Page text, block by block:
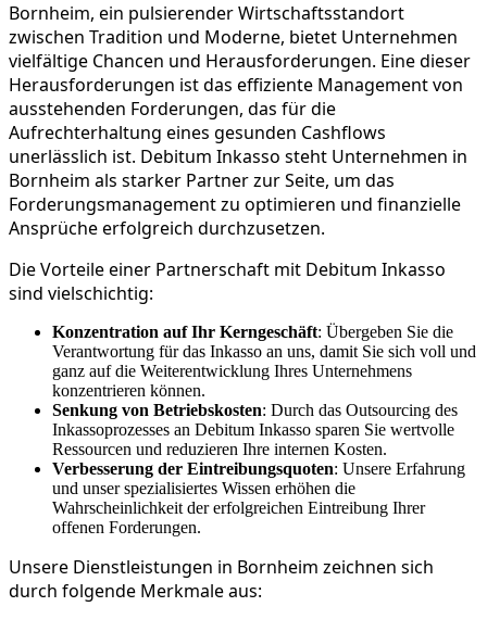
Bornheim, ein pulsierender Wirtschaftsstandort
zwischen Tradition und Moderne, bietet Unternehmen
vielfältige Chancen und Herausforderungen. Eine dieser
Herausforderungen ist das effiziente Management von
ausstehenden Forderungen, das für die
Aufrechterhaltung eines gesunden Cashflows
unerlässlich ist. Debitum Inkasso steht Unternehmen in
Bornheim als starker Partner zur Seite, um das
Forderungsmanagement zu optimieren und finanzielle
Ansprüche erfolgreich durchzusetzen.
Die Vorteile einer Partnerschaft mit Debitum Inkasso
sind vielschichtig:
Konzentration auf Ihr Kerngeschäft: Übergeben Sie die
Verantwortung für das Inkasso an uns, damit Sie sich voll und
ganz auf die Weiterentwicklung Ihres Unternehmens
konzentrieren können.
Senkung von Betriebskosten: Durch das Outsourcing des
Inkassoprozesses an Debitum Inkasso sparen Sie wertvolle
Ressourcen und reduzieren Ihre internen Kosten.
Verbesserung der Eintreibungsquoten: Unsere Erfahrung
und unser spezialisiertes Wissen erhöhen die
Wahrscheinlichkeit der erfolgreichen Eintreibung Ihrer
offenen Forderungen.
Unsere Dienstleistungen in Bornheim zeichnen sich
durch folgende Merkmale aus: